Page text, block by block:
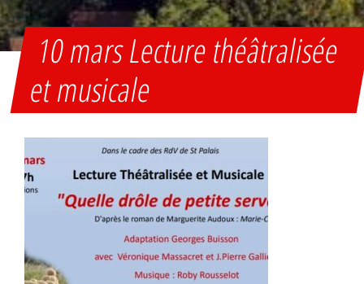
10 mars Lecture théâtralisée
et musicale